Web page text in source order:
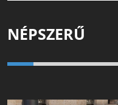
NÉPSZERŰ